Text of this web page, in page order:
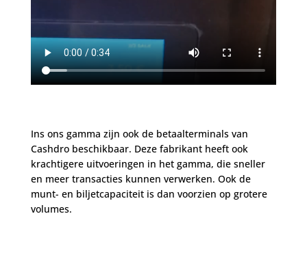
Ins ons gamma zijn ook de betaalterminals van
Cashdro beschikbaar. Deze fabrikant heeft ook
krachtigere uitvoeringen in het gamma, die sneller
en meer transacties kunnen verwerken. Ook de
munt- en biljetcapaciteit is dan voorzien op grotere
volumes.